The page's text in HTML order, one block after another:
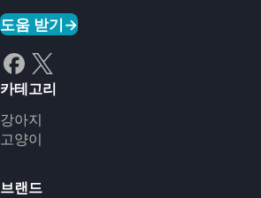
도움 받기→
카테고리
강아지
고양이
브랜드